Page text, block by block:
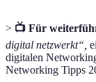
> 📺 Für
digital netzwerkt“,
digitalen
Networking Tipps